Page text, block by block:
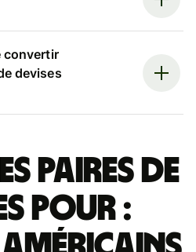
convertir
devises
paires de
pour :